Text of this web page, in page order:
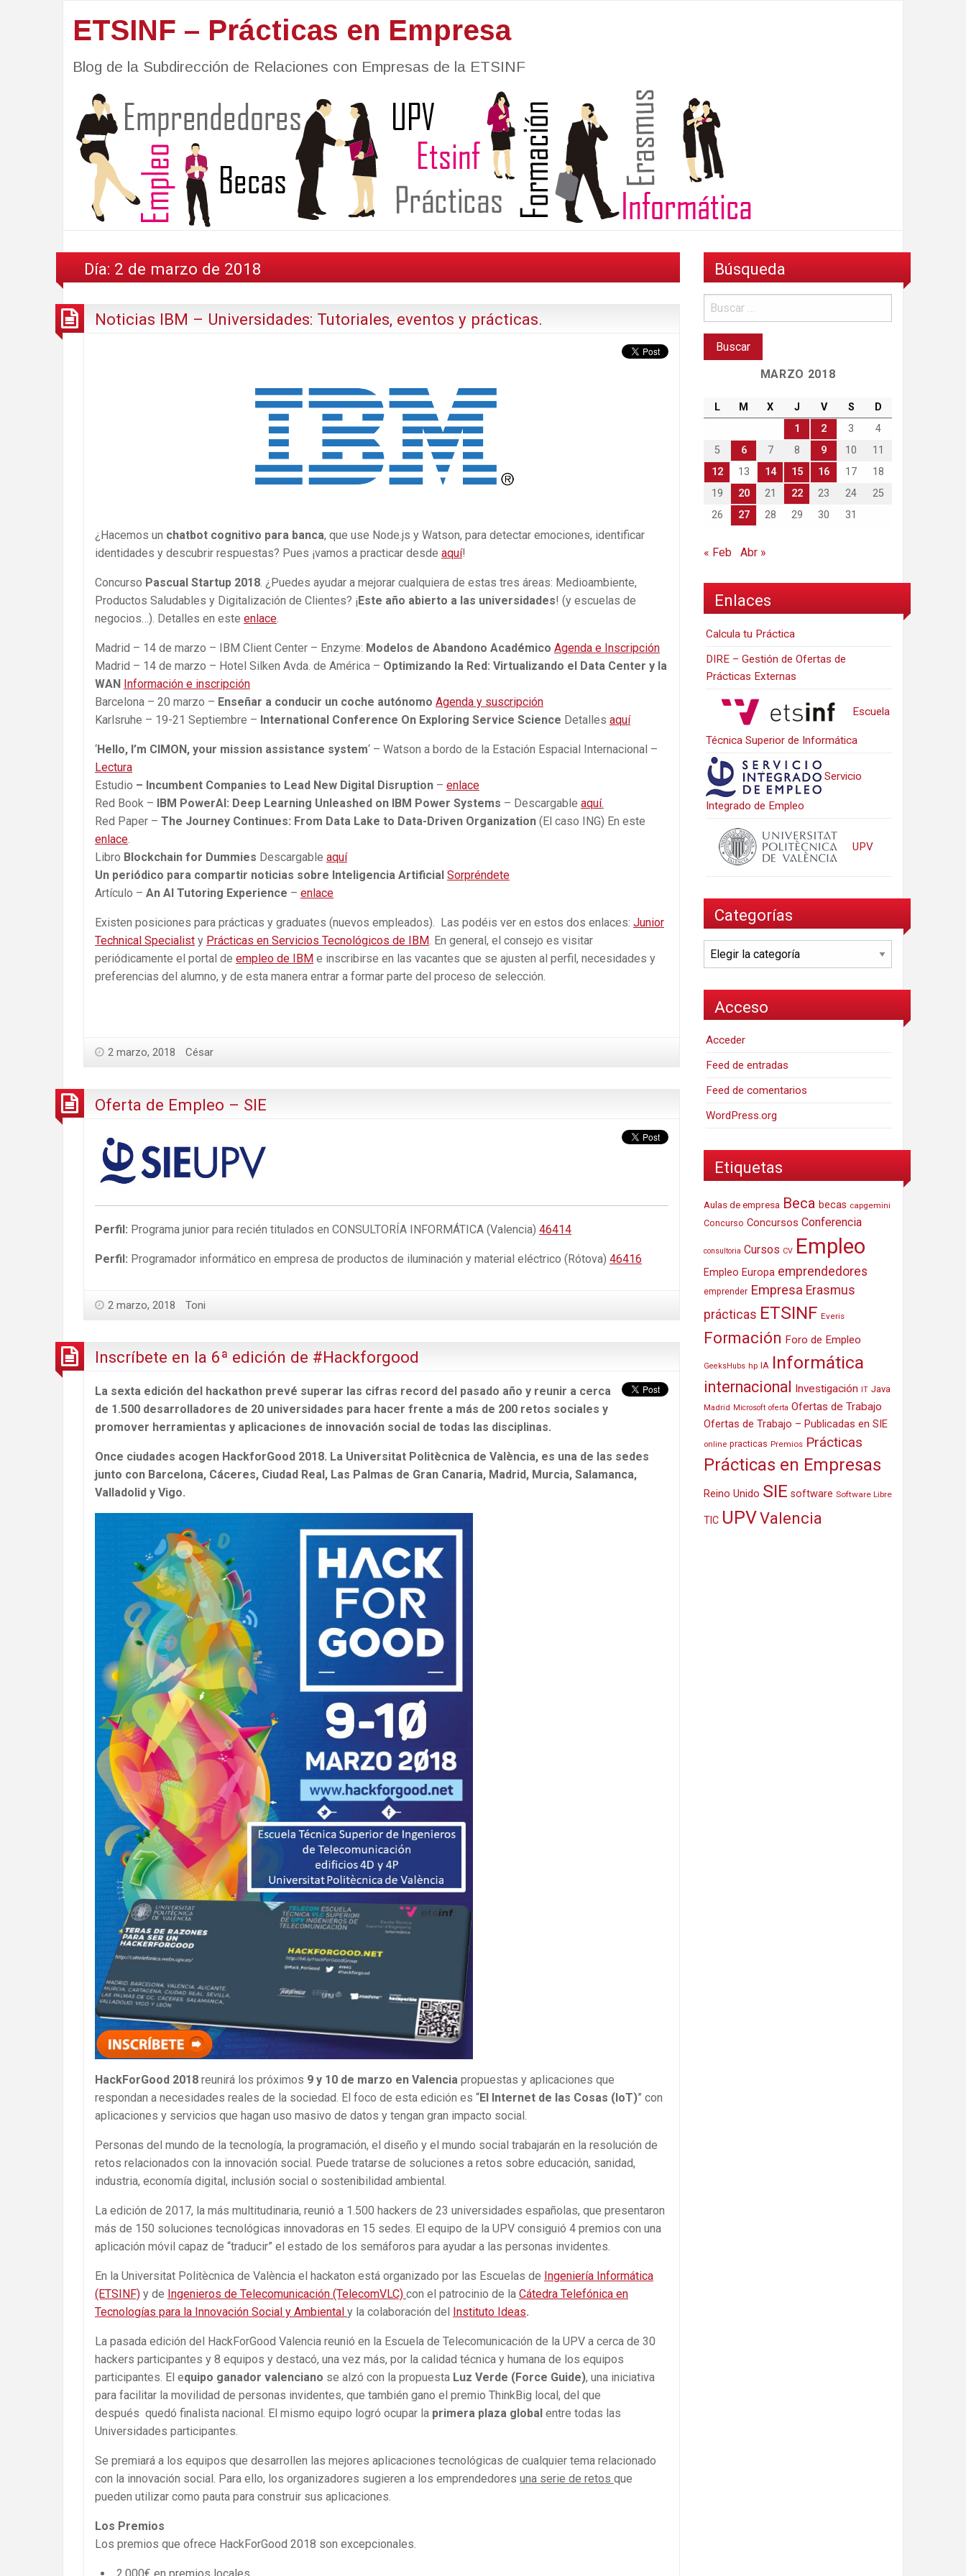
ETSINF – Prácticas en Empresa
Blog de la Subdirección de Relaciones con Empresas de la ETSINF
Día: 2 de marzo de 2018
Noticias IBM – Universidades: Tutoriales, eventos y prácticas.
¿Hacemos un chatbot cognitivo para banca, que use Node.js y Watson, para detectar emociones, identificar
identidades y descubrir respuestas? Pues ¡vamos a practicar desde aquí!
Concurso Pascual Startup 2018. ¿Puedes ayudar a mejorar cualquiera de estas tres áreas: Medioambiente,
Productos Saludables y Digitalización de Clientes? ¡ Este año abierto a las universidades! (y escuelas de
negocios…). Detalles en este enlace.
Madrid – 14 de marzo – IBM Client Center – Enzyme: Modelos de Abandono Académico Agenda e Inscripción
Madrid – 14 de marzo – Hotel Silken Avda. de América – Optimizando la Red: Virtualizando el Data Center y la
WAN
Información e inscripción
Barcelona – 20 marzo – Enseñar a conducir un coche autónomo Agenda y suscripción
Karlsruhe – 19-21 Septiembre – International Conference On Exploring Service Science Detalles aquí
‘Hello, I’m CIMON, your mission assistance system‘ – Watson a bordo de la Estación Espacial Internacional –
Lectura
Estudio – Incumbent Companies to Lead New Digital Disruption – enlace
Red Book –
IBM PowerAI: Deep Learning Unleashed on IBM Power Systems – Descargable aquí.
Red Paper – The Journey Continues: From Data Lake to Data-Driven Organization (El caso ING) En este
enlace.
Libro Blockchain for Dummies Descargable aquí
Un periódico para compartir noticias sobre Inteligencia Artificial Sorpréndete
Artículo – An AI Tutoring Experience – enlace
Existen posiciones para prácticas y graduates (nuevos empleados). Las podéis ver en estos dos enlaces: Junior
Technical Specialist y Prácticas en Servicios Tecnológicos de IBM. En general, el consejo es visitar
periódicamente el portal de empleo de IBM e inscribirse en las vacantes que se ajusten al perfil, necesidades y
preferencias del alumno, y de esta manera entrar a formar parte del proceso de selección.
2 marzo, 2018 César
Oferta de Empleo – SIE
Perfil: Programa junior para recién titulados en CONSULTORÍA INFORMÁTICA (Valencia) 46414
Perfil: Programador informático en empresa de productos de iluminación y material eléctrico (Rótova) 46416
2 marzo, 2018 Toni
Inscríbete en la 6ª edición de #Hackforgood
La sexta edición del hackathon prevé superar las cifras record del pasado año y reunir a cerca
de 1.500 desarrolladores de 20 universidades para hacer frente a más de 200 retos sociales y
promover herramientas y aplicaciones de innovación social de todas las disciplinas.
Once ciudades acogen HackforGood 2018. La Universitat Politècnica de València, es una de las sedes
junto con Barcelona, Cáceres, Ciudad Real, Las Palmas de Gran Canaria, Madrid, Murcia, Salamanca,
Valladolid y Vigo.
HackForGood 2018 reunirá los próximos 9 y 10 de marzo en Valencia propuestas y aplicaciones que
respondan a necesidades reales de la sociedad. El foco de esta edición es “El Internet de las Cosas (IoT)” con
aplicaciones y servicios que hagan uso masivo de datos y tengan gran impacto social.
Personas del mundo de la tecnología, la programación, el diseño y el mundo social trabajarán en la resolución de
retos relacionados con la innovación social. Puede tratarse de soluciones a retos sobre educación, sanidad,
industria, economía digital, inclusión social o sostenibilidad ambiental.
La edición de 2017, la más multitudinaria, reunió a 1.500 hackers de 23 universidades españolas, que presentaron
más de 150 soluciones tecnológicas innovadoras en 15 sedes. El equipo de la UPV consiguió 4 premios con una
aplicación móvil capaz de “traducir” el estado de los semáforos para ayudar a las personas invidentes.
En la Universitat Politècnica de València el hackaton está organizado por las Escuelas de Ingeniería Informática
(ETSINF) y de Ingenieros de Telecomunicación (TelecomVLC) con el patrocinio de la Cátedra Telefónica en
Tecnologías para la Innovación Social y Ambiental y la colaboración del Instituto Ideas.
La pasada edición del HackForGood Valencia reunió en la Escuela de Telecomunicación de la UPV a cerca de 30
hackers participantes y 8 equipos y destacó, una vez más, por la calidad técnica y humana de los equipos
participantes. El equipo ganador valenciano se alzó con la propuesta Luz Verde (Force Guide), una iniciativa
para facilitar la movilidad de personas invidentes, que también gano el premio ThinkBig local, del que
después quedó finalista nacional. El mismo equipo logró ocupar la primera plaza global entre todas las
Universidades participantes.
Se premiará a los equipos que desarrollen las mejores aplicaciones tecnológicas de cualquier tema relacionado
con la innovación social. Para ello, los organizadores sugieren a los emprendedores una serie de retos que
pueden utilizar como pauta para construir sus aplicaciones.
Los Premios
Los premios que ofrece HackForGood 2018 son excepcionales.
2.000€ en premios locales.
Búsqueda
MARZO 2018
L M X J V S
D
1
2 3
4
5
6 7 8 9 10
11
12
13 14 15 16 17
18
19
20 21 22 23 24
25
26
27 28 29 30 31
« Feb Abr »
Enlaces
Calcula tu Práctica
DIRE – Gestión de Ofertas de
Prácticas Externas
Escuela
Técnica Superior de Informática
Servicio
Integrado de Empleo
UPV
Categorías
Categorías
Acceso
Acceder
Feed de entradas
Feed de comentarios
WordPress.org
Etiquetas
Aulas de empresa Beca becas capgemini
Concurso Concursos Conferencia
consultoria Cursos CV Empleo
Empleo Europa emprendedores
emprender Empresa Erasmus
prácticas ETSINF Everis
Formación Foro de Empleo
GeeksHubs hp IA Informática
internacional Investigación IT Java
Madrid Microsoft oferta Ofertas de Trabajo
Ofertas de Trabajo – Publicadas en SIE
online practicas Premios Prácticas
Prácticas en Empresas
Reino Unido SIE software Software Libre
TIC UPVValencia